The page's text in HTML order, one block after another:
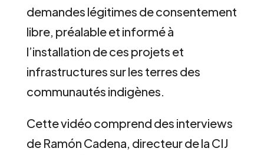
demandes légitimes de consentement
libre, préalable et informé à
l’installation de ces projets et
infrastructures sur les terres des
communautés indigènes.
Cette vidéo comprend des interviews
de Ramón Cadena, directeur de la CIJ